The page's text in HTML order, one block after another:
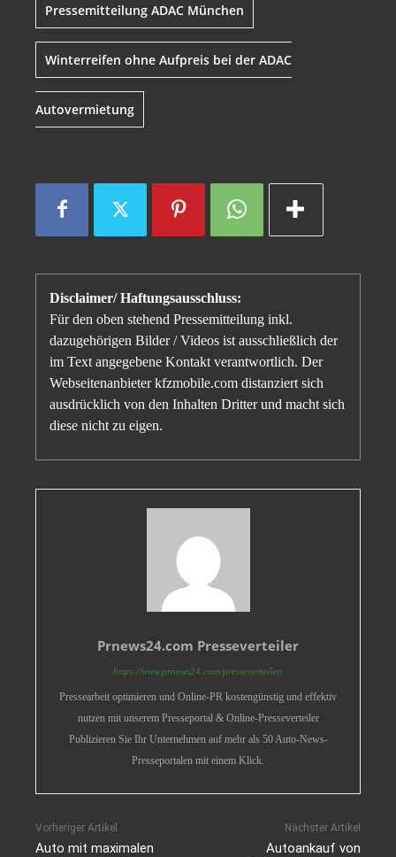
Pressemitteilung ADAC München
Winterreifen ohne Aufpreis bei der ADAC
Autovermietung
Disclaimer/ Haftungsausschluss:
Für den oben stehend Pressemitteilung inkl.
dazugehörigen Bilder / Videos ist ausschließlich der
im Text angegebene Kontakt verantwortlich. Der
Webseitenanbieter kfzmobile.com distanziert sich
ausdrücklich von den Inhalten Dritter und macht sich
diese nicht zu eigen.
Prnews24.com Presseverteiler
https://www.prnews24.com/presseverteiler/
Pressearbeit optimieren und Online-PR kostengünstig und effektiv
nutzen mit unserem Presseportal & Online-Presseverteiler
Publizieren Sie Ihr Unternehmen auf mehr als 50 Auto-News-
Presseportalen mit einem Klick.
Vorheriger Artikel
Auto mit maximalen
Nächster Artikel
Autoankauf von